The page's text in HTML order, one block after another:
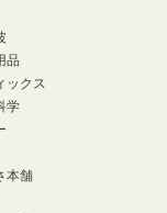
品
ックス
学
本舗